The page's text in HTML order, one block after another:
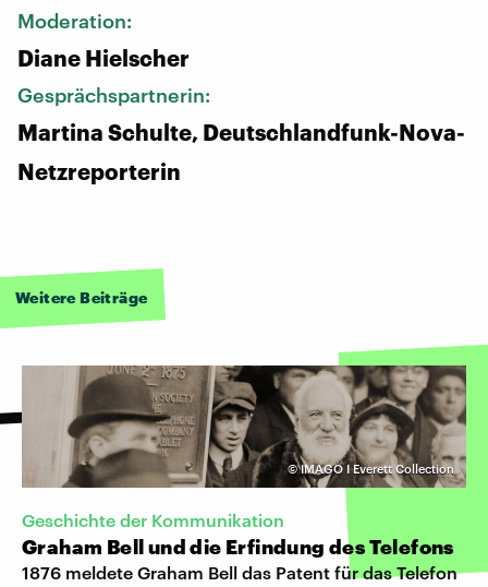
Moderation:
Diane Hielscher
Gesprächspartnerin:
Martina Schulte, Deutschlandfunk-Nova-
Netzreporterin
Weitere Beiträge
©IMAGO I Everett Collection
Geschichte der Kommunikation
Graham Bell und die Erfindung des Telefons
1876 meldete Graham Bell das Patent für das Telefon